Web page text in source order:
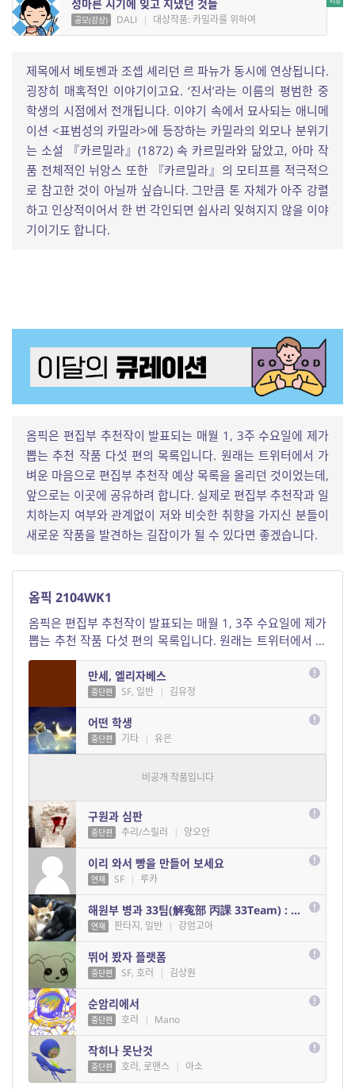
성마른 시기에 잊고 지냈던 것들
공모(감상) DALI | 대상작품: 카밀라를 위하여
제목에서 베토벤과 조셉 셰리던 르 파뉴가 동시에 연상됩니다.
굉장히 매혹적인 이야기이고요. ‘진서’라는 이름의 평범한 중
학생의 시점에서 전개됩니다. 이야기 속에서 묘사되는 애니메
이션 <표범성의 카밀라>에 등장하는 카밀라의 외모나 분위기
는 소설 『카르밀라』(1872) 속 카르밀라와 닮았고, 아마 작
품 전체적인 뉘앙스 또한 『카르밀라』의 모티프를 적극적으
로 참고한 것이 아닐까 싶습니다. 그만큼 톤 자체가 아주 강렬
하고 인상적이어서 한 번 각인되면 쉽사리 잊혀지지 않을 이야
기이기도 합니다.
옴픽은 편집부 추천작이 발표되는 매월 1, 3주 수요일에 제가
뽑는 추천 작품 다섯 편의 목록입니다. 원래는 트위터에서 가
벼운 마음으로 편집부 추천작 예상 목록을 올리던 것이었는데,
앞으로는 이곳에 공유하려 합니다. 실제로 편집부 추천작과 일
치하는지 여부와 관계없이 저와 비슷한 취향을 가지신 분들이
새로운 작품을 발견하는 길잡이가 될 수 있다면 좋겠습니다.
옴픽 2104WK1
옴픽은 편집부 추천작이 발표되는 매월 1, 3주 수요일에 제가
뽑는 추천 작품 다섯 편의 목록입니다. 원래는 트위터에서 가
벼운 마음으로 편집부 추천작 예상 목록을 올리던 것이었는
데, 앞으로는 이곳에 공유하려 합니다. 실제로 편집부 추천작
과 일치하는지 여부와 관계없이 저와 비슷한 취향을 가지신
분들이 새로운 작품을 발견하는 길잡이가 될 수 있다면 좋겠
습니다...
만세, 엘리자베스
중단편 SF, 일반 | 김유정
어떤 학생
중단편 기타 | 유은
흩어진 아이돌
호러, 추리/스릴러 | 녹차빙수
구원과 심판
중단편 추리/스릴러 | 양오안
이리 와서 빵을 만들어 보세요
연재 SF | 루카
해원부 병과 33팀(解寃部 丙課 33Team) : 1부 각성(覺醒)
연재 판타지, 일반 | 강엄고아
뛰어 봤자 플랫폼
중단편 SF, 호러 | 김상원
순암리에서
중단편 호러 | Mano
작히나 못난것
중단편 호러, 로맨스 | 아소